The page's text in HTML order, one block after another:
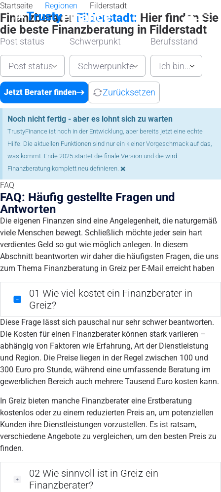
Startseite Regionen Filderstadt
Finanzberater Filderstadt: Hier finden Sie
die beste Finanzberatung in Filderstadt
Post status
Post status
Schwerpunkt
Schwerpunkte
Berufsstand
Ich bin...
Jetzt Berater finden Zurücksetzen
Noch nicht fertig - aber es lohnt sich zu warten
TrustyFinance ist noch in der Entwicklung, aber bereits jetzt eine echte
Hilfe. Die aktuellen Funktionen sind nur ein kleiner Vorgeschmack auf das,
was kommt. Ende 2025 startet die finale Version und die wird
Finanzberatung komplett neu definieren. ×
FAQ
FAQ: Häufig gestellte Fragen und
Antworten
Die eigenen Finanzen sind eine Angelegenheit, die naturgemäß
viele Menschen bewegt. Schließlich möchte jeder sein hart
verdientes Geld so gut wie möglich anlegen. In diesem
Abschnitt beantworten wir daher die häufigsten Fragen, die uns
zum Thema Finanzberatung in Greiz per E-Mail erreicht haben
01 Wie viel kostet ein Finanzberater in
Greiz?
Diese Frage lässt sich pauschal nur sehr schwer beantworten.
Die Kosten für einen Finanzberater können stark variieren –
abhängig von Faktoren wie Erfahrung, Art der Dienstleistung
und Region. Die Preise liegen in der Regel zwischen 100 und
300 Euro pro Stunde, während eine umfassende Beratung im
gewerblichen Bereich auch mehrere Tausend Euro kosten kann.
In Greiz bieten manche Finanzberater eine Erstberatung
kostenlos oder zu einem reduzierten Preis an, um potenziellen
Kunden ihre Dienstleistungen vorzustellen. Es ist ratsam,
verschiedene Angebote zu vergleichen, um den besten Preis zu
finden.
02 Wie sinnvoll ist in Greiz ein
Finanzberater?